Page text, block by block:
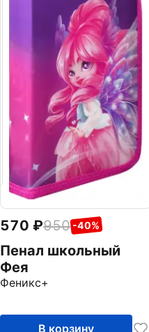
570 950 -40%
Пенал школьный
Фея
Феникс+
В корзину